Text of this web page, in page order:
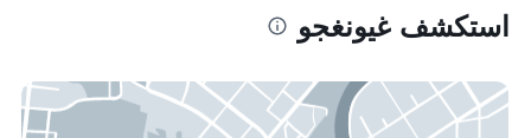
استكشف غيونغجو